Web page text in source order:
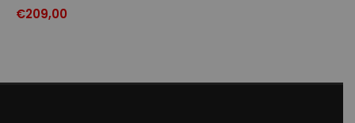
€209,00